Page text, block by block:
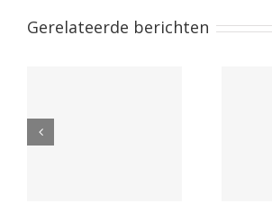
Gerelateerde berichten